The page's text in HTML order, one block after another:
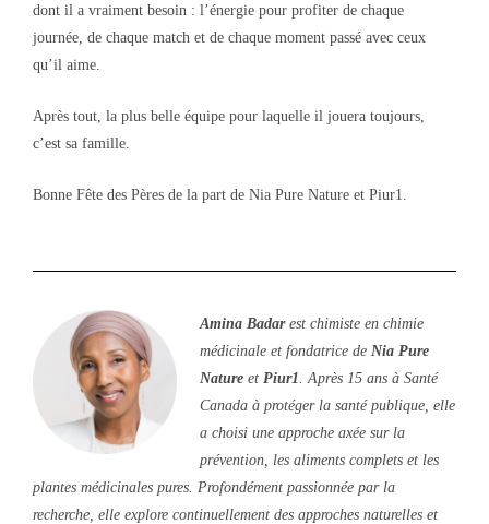
dont il a vraiment besoin : l’énergie pour profiter de chaque
journée, de chaque match et de chaque moment passé avec ceux
qu’il aime.
Après tout, la plus belle équipe pour laquelle il jouera toujours,
c’est sa famille.
Bonne Fête des Pères de la part de Nia Pure Nature et Piur1.
Amina Badarest chimiste en chimie
médicinale et fondatrice de Nia Pure
Natureet Piur1 . Après 15 ans à Santé
Canada à protéger la santé publique, elle
a choisi une approche axée sur la
prévention, les aliments complets et les
plantes médicinales pures. Profondément passionnée par la
recherche, elle explore continuellement des approches naturelles et